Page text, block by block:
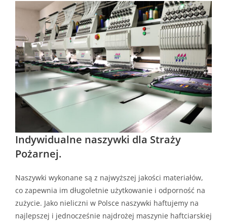
Indywidualne naszywki dla Straży
Pożarnej.
Naszywki wykonane są z najwyższej jakości materiałów,
co zapewnia im długoletnie użytkowanie i odporność na
zużycie. Jako nieliczni w Polsce naszywki haftujemy na
najlepszej i jednocześnie najdrożej maszynie haftciarskiej